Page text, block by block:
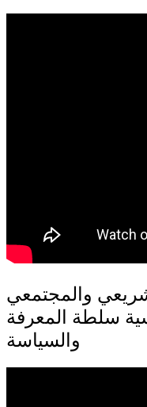
والمجتمعي
سلطة المعرفة
والسياسة